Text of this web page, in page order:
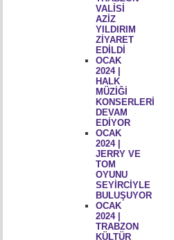
VALİSİ
AZİZ
YILDIRIM
ZİYARET
EDİLDİ
OCAK
2024 |
HALK
MÜZİĞİ
KONSERLERİ
DEVAM
EDİYOR
OCAK
2024 |
JERRY VE
TOM
OYUNU
SEYİRCİYLE
BULUŞUYOR
OCAK
2024 |
TRABZON
KÜLTÜR